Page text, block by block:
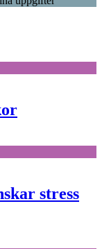
stress